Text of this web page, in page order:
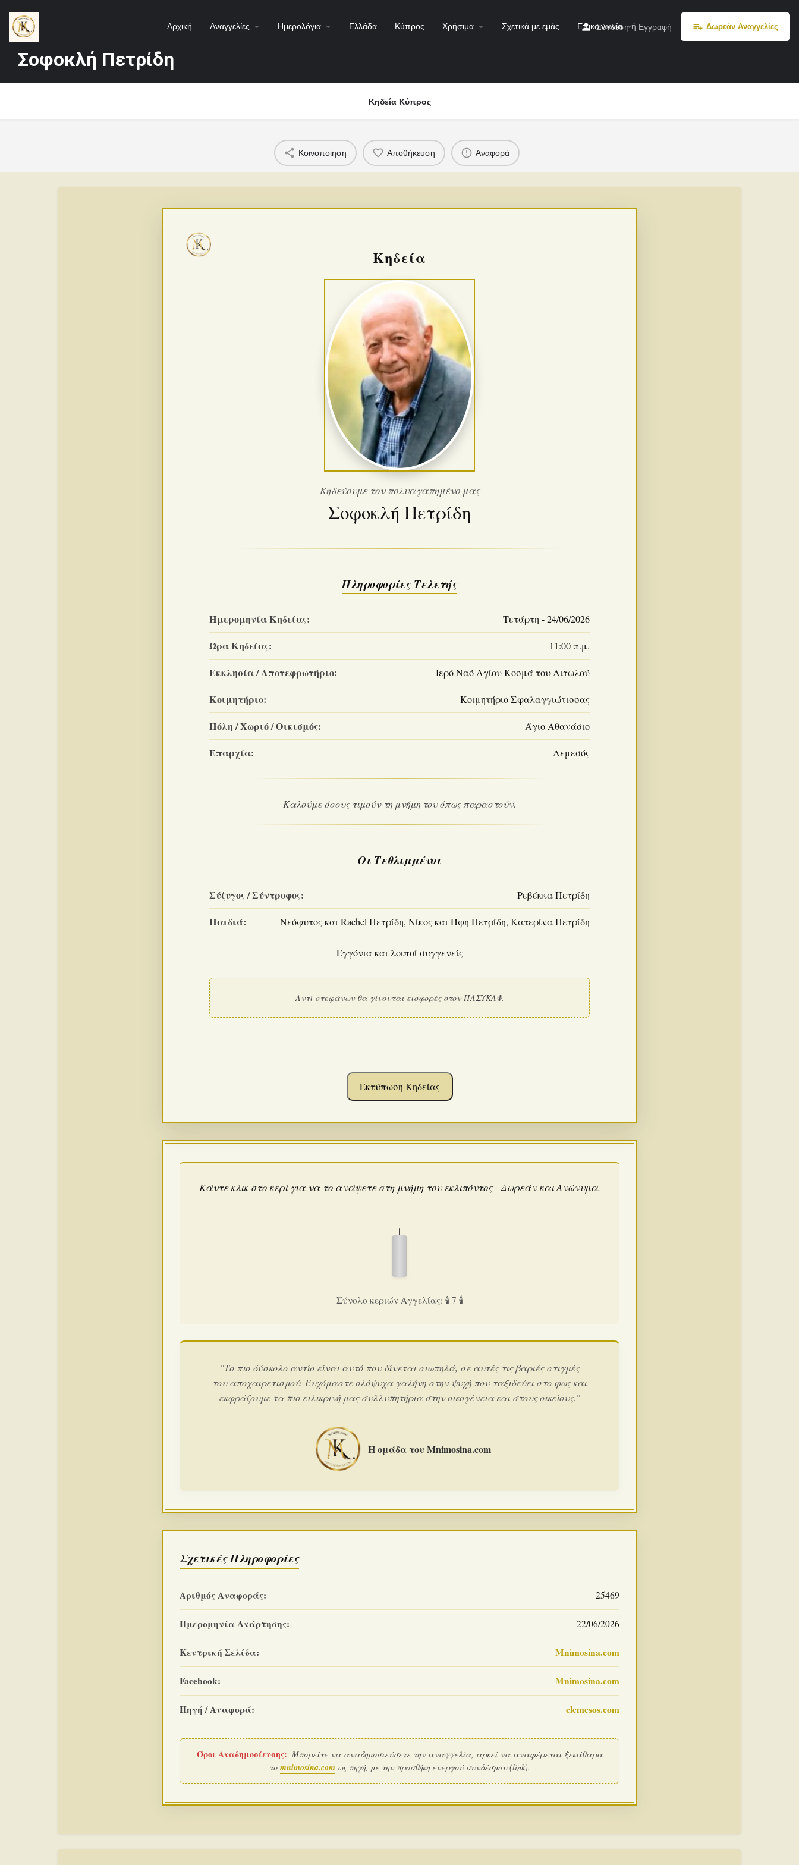
Αρχική Αναγγελίες Ημερολόγια Ελλάδα Κύπρος Χρήσιμα Σχετικά με εμάς Επικοινωνία
Σύνδεση ή Εγγραφή Δωρεάν Αναγγελίες
Σοφοκλή Πετρίδη
Κηδεία Κύπρος
Κοινοποίηση Αποθήκευση Αναφορά
Κηδεία
Κηδεύουμε τον πολυαγαπημένο μας
Σοφοκλή Πετρίδη
Πληροφορίες Τελετής
Ημερομηνία Κηδείας: Τετάρτη - 24/06/2026
Ώρα Κηδείας: 11:00 π.μ.
Εκκλησία / Αποτεφρωτήριο: Ιερό Ναό Αγίου Κοσμά του Αιτωλού
Κοιμητήριο: Κοιμητήριο Σφαλαγγιώτισσας
Πόλη / Χωριό / Οικισμός: Άγιο Αθανάσιο
Επαρχία: Λεμεσός
Καλούμε όσους τιμούν τη μνήμη του όπως παραστούν.
Οι Τεθλιμμένοι
Σύζυγος / Σύντροφος: Ρεβέκκα Πετρίδη
Παιδιά: Νεόφυτος και Rachel Πετρίδη, Νίκος και Ήφη Πετρίδη, Κατερίνα Πετρίδη
Εγγόνια και λοιποί συγγενείς
Αντί στεφάνων θα γίνονται εισφορές στον ΠΑΣΥΚΑΦ.
Εκτύπωση Κηδείας
Κάντε κλικ στο κερί για να το ανάψετε στη μνήμη του εκλιπόντος - Δωρεάν και Ανώνυμα.
Σύνολο κεριών Αγγελίας: 🕯️ 7 🕯️
"Το πιο δύσκολο αντίο είναι αυτό που δίνεται σιωπηλά, σε αυτές τις βαριές στιγμές
του αποχαιρετισμού. Ευχόμαστε ολόψυχα γαλήνη στην ψυχή που ταξιδεύει στο φως και
εκφράζουμε τα πιο ειλικρινή μας συλλυπητήρια στην οικογένεια και στους οικείους."
Η ομάδα του Mnimosina.com
Σχετικές Πληροφορίες
Αριθμός Αναφοράς: 25469
Ημερομηνία Ανάρτησης: 22/06/2026
Κεντρική Σελίδα: Mnimosina.com
Facebook: Mnimosina.com
Πηγή / Αναφορά: elemesos.com
Όροι Αναδημοσίευσης: Μπορείτε να αναδημοσιεύσετε την αναγγελία, αρκεί να αναφέρεται ξεκάθαρα
το mnimosina.com ως πηγή, με την προσθήκη ενεργού συνδέσμου (link).